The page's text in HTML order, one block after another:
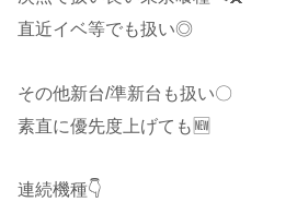
直近イベ等でも扱い◎
その他新台/準新台も扱い〇
素直に優先度上げても🆕
連続機種👇